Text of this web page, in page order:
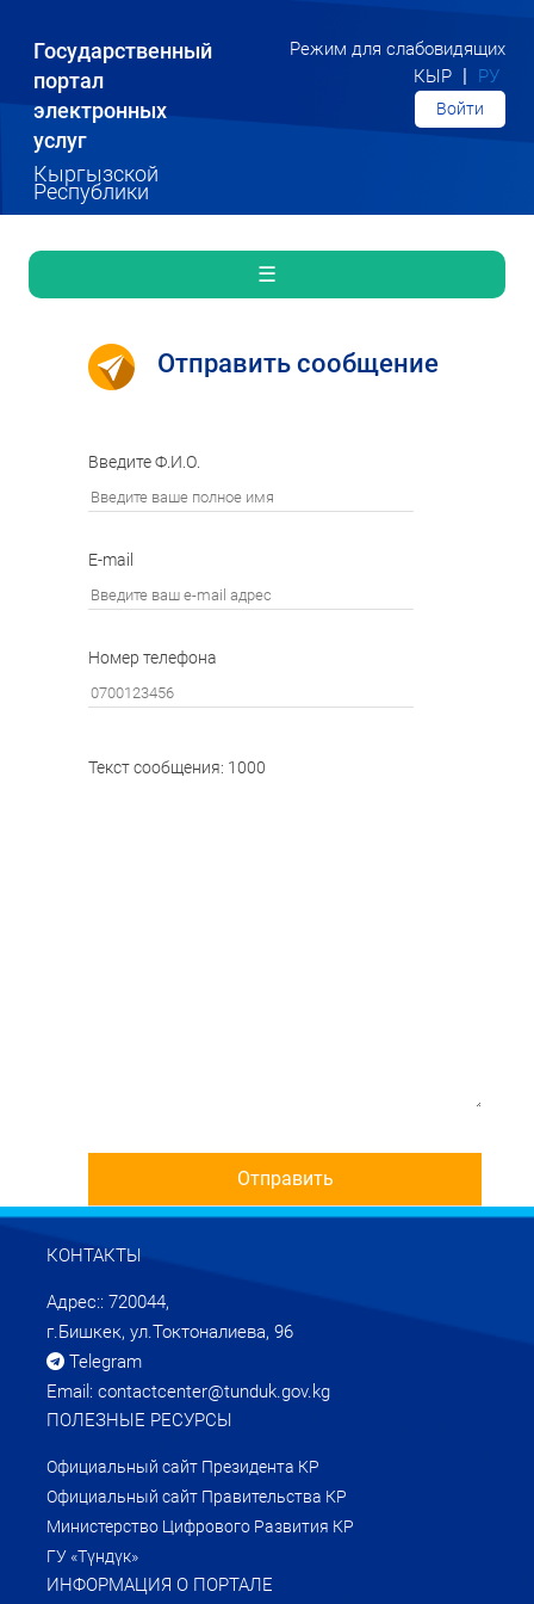
Государственный
портал
электронных
услуг
Кыргызской
Республики
Режим для слабовидящих
КЫР | РУ
Войти
☰
Отправить сообщение
Введите Ф.И.О.
E-mail
Номер телефона
Текст сообщения: 1000
КОНТАКТЫ
Адрес:: 720044,
г.Бишкек, ул.Токтоналиева, 96
Telegram
Email: contactcenter@tunduk.gov.kg
ПОЛЕЗНЫЕ РЕСУРСЫ
Официальный сайт Президента КР
Официальный сайт Правительства КР
Министерство Цифрового Развития КР
ГУ «Түндүк»
ИНФОРМАЦИЯ О ПОРТАЛЕ